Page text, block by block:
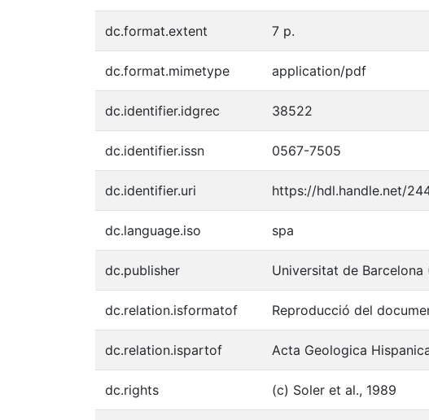
dc.format.extent 7 p.
dc.format.mimetype application/pdf
dc.identifier.idgrec 38522
dc.identifier.issn 0567-7505
dc.identifier.uri https://hdl.handle.net/
dc.language.iso spa
dc.publisher Universitat de Barcelona
dc.relation.isformatof Reproducció del
dc.relation.ispartof Acta Geologica
dc.rights (c) Soler et al., 1989